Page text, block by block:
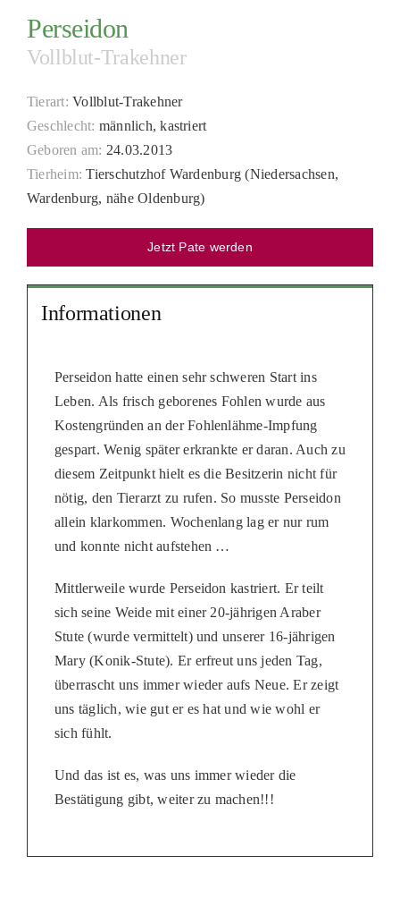
PATENSCHAFTEN
HELFER WERDEN
RATGEBER
Perseidon
Vollblut-Trakehner
Tierart: Vollblut-Trakehner
Geschlecht: männlich, kastriert
Geboren am: 24.03.2013
Tierheim: Tierschutzhof Wardenburg (Niedersachsen,
Wardenburg, nähe Oldenburg)
Jetzt Pate werden
Informationen
Perseidon hatte einen sehr schweren Start ins
Leben. Als frisch geborenes Fohlen wurde aus
Kostengründen an der Fohlenlähme-Impfung
gespart. Wenig später erkrankte er daran. Auch zu
diesem Zeitpunkt hielt es die Besitzerin nicht für
nötig, den Tierarzt zu rufen. So musste Perseidon
allein klarkommen. Wochenlang lag er nur rum
und konnte nicht aufstehen …
Mittlerweile wurde Perseidon kastriert. Er teilt
sich seine Weide mit einer 20-jährigen Araber
Stute (wurde vermittelt) und unserer 16-jährigen
Mary (Konik-Stute). Er erfreut uns jeden Tag,
überrascht uns immer wieder aufs Neue. Er zeigt
uns täglich, wie gut er es hat und wie wohl er
sich fühlt.
Und das ist es, was uns immer wieder die
Bestätigung gibt, weiter zu machen!!!